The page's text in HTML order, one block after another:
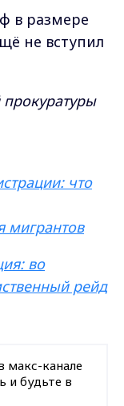
в размере
не вступил
что
мигрантов
во
рейд
макс-канале
и будьте в